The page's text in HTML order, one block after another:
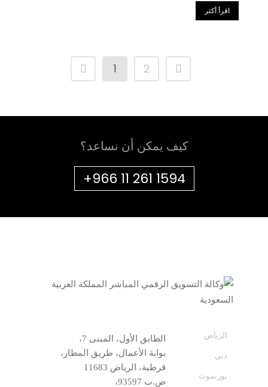
اقرأ أكثر
1 2
كيف يمكن أن نساعد؟
+966 11 261 1594
الرياض
دبي
بورنموث
الطابق الأول، المبنى 7،
بوابة الأعمال، طريق المطار،
قرطبة، الرياض 11683
ص.ب 93597،